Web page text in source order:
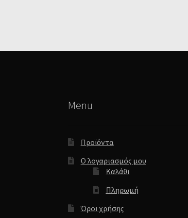
Menu
Προϊόντα
Ο λογαριασμός μου
Καλάθι
Πληρωμή
Όροι χρήσης